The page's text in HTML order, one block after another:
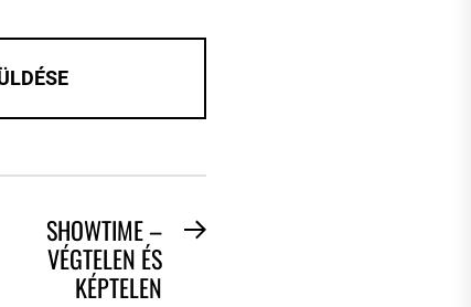
Next
SHOWTIME –
VÉGTELEN ÉS
KÉPTELEN